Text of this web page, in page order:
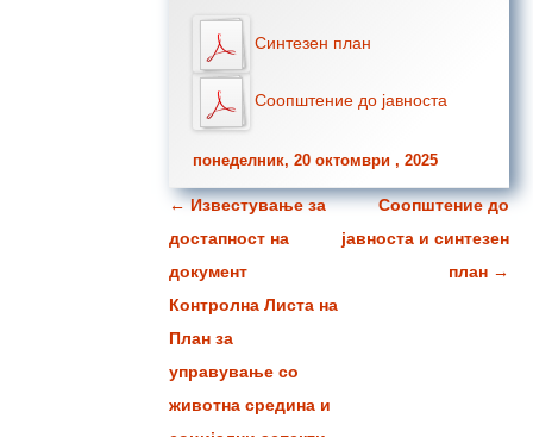
Синтезен план
Соопштение до јавноста
понеделник, 20 октомври , 2025
Навигација за написи
←Известување за
достапност на
документ
Контролна Листа на
План за
управување со
животна средина и
Соопштение до
јавноста и синтезен
план →